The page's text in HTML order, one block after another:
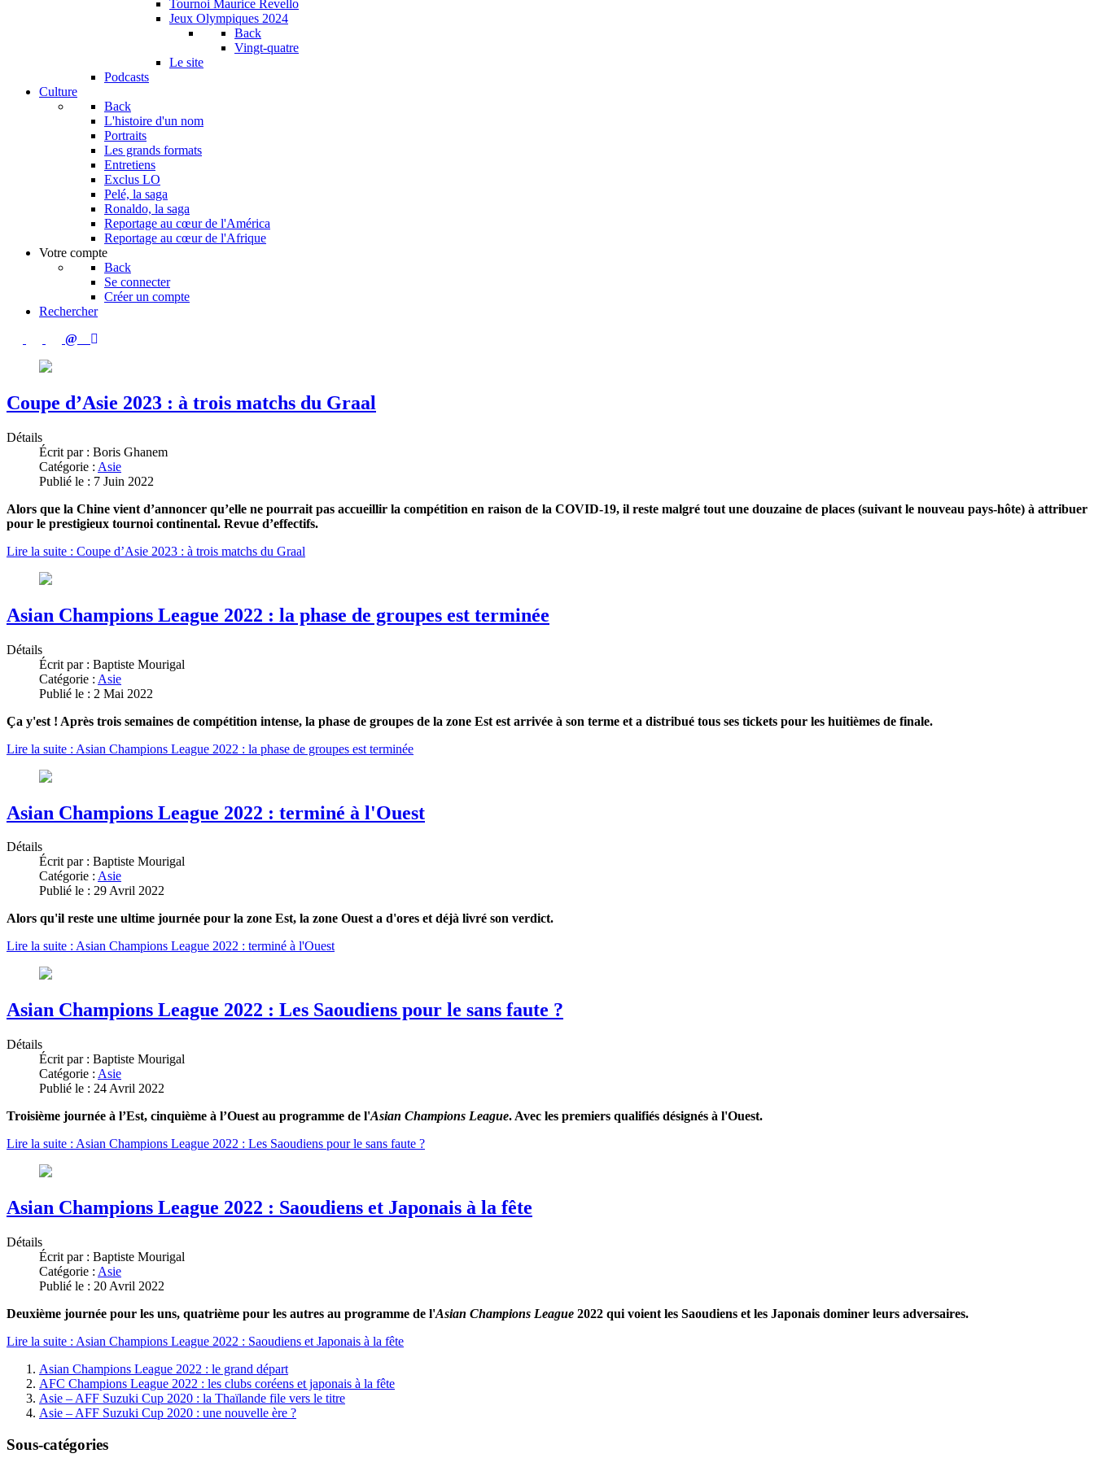
Tournoi Maurice Revello
Jeux Olympiques 2024
Back
Vingt-quatre
Le site
Podcasts
Culture
Back
L'histoire d'un nom
Portraits
Les grands formats
Entretiens
Exclus LO
Pelé, la saga
Ronaldo, la saga
Reportage au cœur de l'América
Reportage au cœur de l'Afrique
Votre compte
Back
Se connecter
Créer un compte
Rechercher
Coupe d’Asie 2023 : à trois matchs du Graal
Détails
Écrit par : Boris Ghanem
Catégorie : Asie
Publié le : 7 Juin 2022
Alors que la Chine vient d’annoncer qu’elle ne pourrait pas accueillir la compétition en raison de la COVID-19, il reste malgré tout une douzaine de places (suivant le nouveau pays-hôte) à attribuer
pour le prestigieux tournoi continental. Revue d’effectifs.
Lire la suite : Coupe d’Asie 2023 : à trois matchs du Graal
Asian Champions League 2022 : la phase de groupes est terminée
Détails
Écrit par : Baptiste Mourigal
Catégorie : Asie
Publié le : 2 Mai 2022
Ça y'est ! Après trois semaines de compétition intense, la phase de groupes de la zone Est est arrivée à son terme et a distribué tous ses tickets pour les huitièmes de finale.
Lire la suite : Asian Champions League 2022 : la phase de groupes est terminée
Asian Champions League 2022 : terminé à l'Ouest
Détails
Écrit par : Baptiste Mourigal
Catégorie : Asie
Publié le : 29 Avril 2022
Alors qu'il reste une ultime journée pour la zone Est, la zone Ouest a d'ores et déjà livré son verdict.
Lire la suite : Asian Champions League 2022 : terminé à l'Ouest
Asian Champions League 2022 : Les Saoudiens pour le sans faute ?
Détails
Écrit par : Baptiste Mourigal
Catégorie : Asie
Publié le : 24 Avril 2022
Troisième journée à l’Est, cinquième à l’Ouest au programme de l'Asian Champions League. Avec les premiers qualifiés désignés à l'Ouest.
Lire la suite : Asian Champions League 2022 : Les Saoudiens pour le sans faute ?
Asian Champions League 2022 : Saoudiens et Japonais à la fête
Détails
Écrit par : Baptiste Mourigal
Catégorie : Asie
Publié le : 20 Avril 2022
Deuxième journée pour les uns, quatrième pour les autres au programme de l'Asian Champions League 2022 qui voient les Saoudiens et les Japonais dominer leurs adversaires.
Lire la suite : Asian Champions League 2022 : Saoudiens et Japonais à la fête
Asian Champions League 2022 : le grand départ
AFC Champions League 2022 : les clubs coréens et japonais à la fête
Asie – AFF Suzuki Cup 2020 : la Thaïlande file vers le titre
Asie – AFF Suzuki Cup 2020 : une nouvelle ère ?
Sous-catégories